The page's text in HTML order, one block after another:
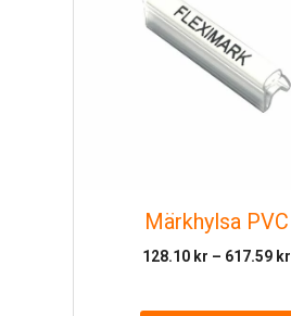
Märkhylsa PVC
128.10 kr – 617.59 kr